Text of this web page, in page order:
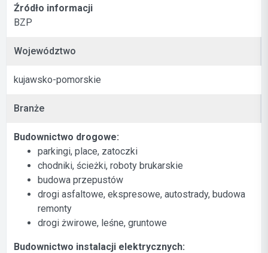
Źródło informacji
BZP
Województwo
kujawsko-pomorskie
Branże
Budownictwo drogowe:
parkingi, place, zatoczki
chodniki, ścieżki, roboty brukarskie
budowa przepustów
drogi asfaltowe, ekspresowe, autostrady, budowa
remonty
drogi żwirowe, leśne, gruntowe
Budownictwo instalacji elektrycznych: